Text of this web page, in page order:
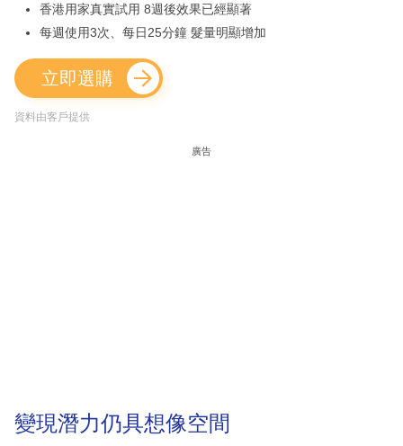
香港用家真實試用 8週後效果已經顯著
每週使用3次、每日25分鐘 髮量明顯增加
立即選購
資料由客戶提供
廣告
變現潛力仍具想像空間